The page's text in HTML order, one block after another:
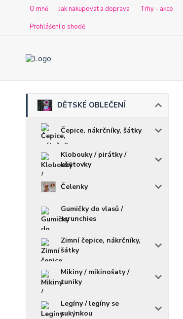
O mně Jak nakupovat a doprava Trhy - akce
Prohlášení o shodě
DĚTSKÉ OBLEČENÍ
Čepice, nákrčníky, šátky
Klobouky / pirátky /
kšiltovky
Čelenky
Gumičky do vlasů /
scrunchies
Zimní čepice, nákrčníky,
šátky
Mikiny / mikinošaty /
tuniky
Legíny / legíny se
sukýnkou